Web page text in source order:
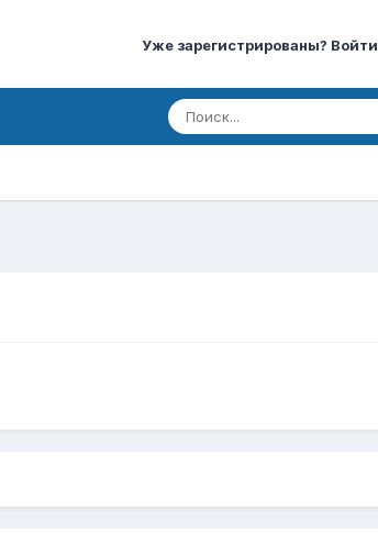
Уже зарегистрированы? Войти